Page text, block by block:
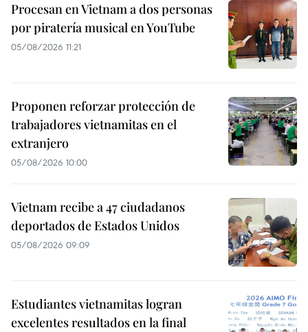
Procesan en Vietnam a dos personas
por piratería musical en YouTube
05/08/2026 11:21
Proponen reforzar protección de
trabajadores vietnamitas en el
extranjero
05/08/2026 10:00
Vietnam recibe a 47 ciudadanos
deportados de Estados Unidos
05/08/2026 09:09
Estudiantes vietnamitas logran
excelentes resultados en la final